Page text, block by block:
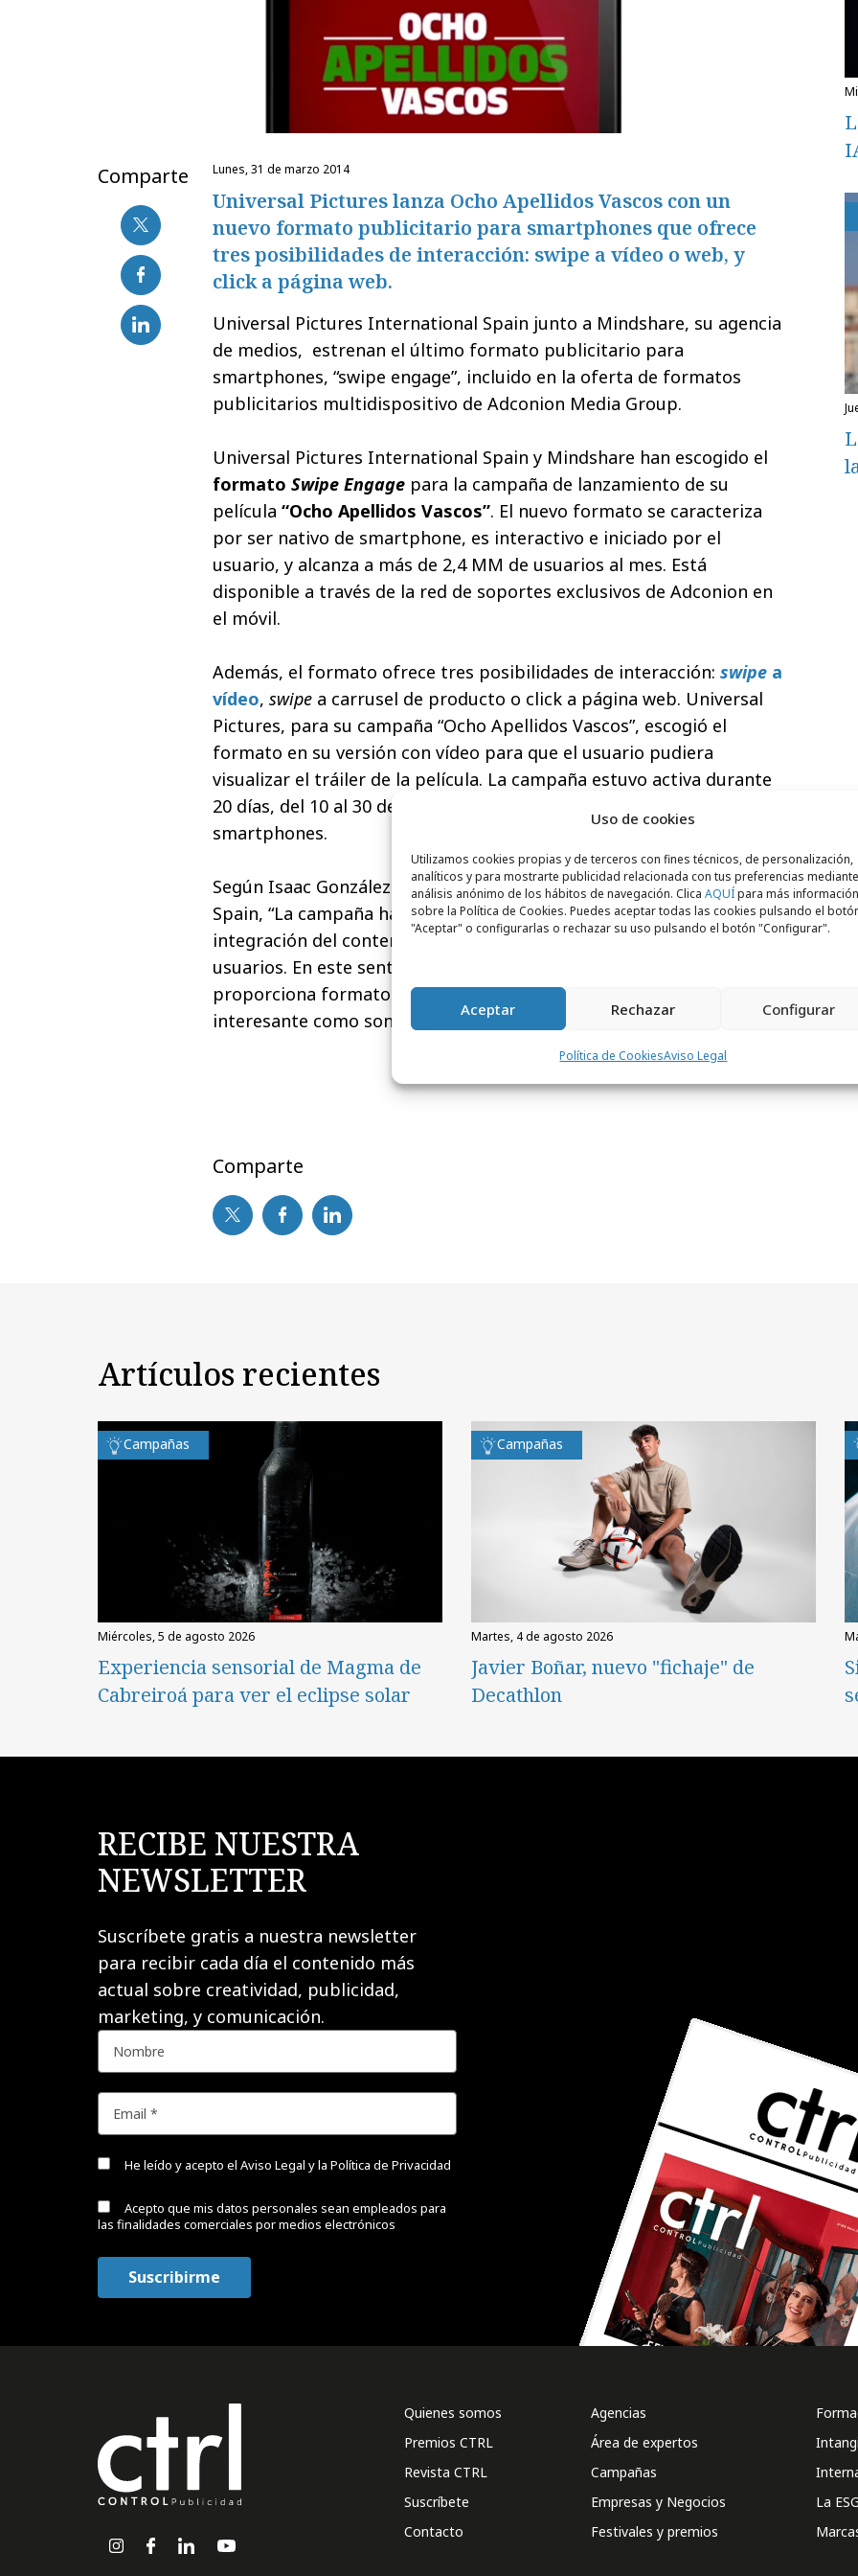
Uso de cookies
Utilizamos cookies propias y de terceros con fines técnicos, de personalización,
analíticos y para mostrarte publicidad relacionada con tus preferencias
análisis anónimo de los hábitos de navegación. Clica AQUÍpara más información
sobre la Política de Cookies. Puedes aceptar todas las cookies pulsando el
"Aceptar" o configurarlas o rechazar su uso pulsando el botón "Configurar".
Aceptar Rechazar Configurar
Política de CookiesAviso Legal
Comparte lunes, 31 de marzo 2014
Universal Pictures lanza Ocho Apellidos Vascos con un
nuevo formato publicitario para smartphones que ofrece
tres posibilidades de interacción: swipe a vídeo o web, y
click a página web.
Universal Pictures International Spain junto a Mindshare, su agencia
de medios, estrenan el último formato publicitario para
smartphones, “swipe engage”, incluido en la oferta de formatos
publicitarios multidispositivo de Adconion Media Group.
Universal Pictures International Spain y Mindshare han escogido el
formato Swipe Engage para la campaña de lanzamiento de su
película “Ocho Apellidos Vascos”. El nuevo formato se caracteriza
por ser nativo de smartphone, es interactivo e iniciado por el
usuario, y alcanza a más de 2,4 MM de usuarios al mes. Está
disponible a través de la red de soportes exclusivos de Adconion en
el móvil.
Además, el formato ofrece tres posibilidades de interacción: swipe a
vídeo, swipe a carrusel de producto o click a página web. Universal
Pictures, para su campaña “Ocho Apellidos Vascos”, escogió el
formato en su versión con vídeo para que el usuario pudiera
visualizar el tráiler de la película. La campaña estuvo activa durante
20 días, del 10 al 30 de marzo de 2014, en dispositivos de ordenador y
smartphones.
Según Isaac González Riesgo,Media Managerde Universal Pictures
Spain, “La campaña ha sido un éxito que le atribuimos a la
integración del contenido en la experiencia de navegación de los
usuarios. En este sentido creemos que la publicidad nativa nos
proporciona formatos idóneos para impactar a un público tan
interesante como son los usuarios de smartphones.”
Comparte
Artículos recientes
Campañas
miércoles, 5 de agosto 2026
Experiencia sensorial de Magma de
Cabreiroá para ver el eclipse solar
Campañas
martes, 4 de agosto 2026
Javier Boñar, nuevo "fichaje" de
Decathlon
RECIBE NUESTRA
NEWSLETTER
Suscríbete gratis a nuestra newsletter
para recibir cada día el contenido más
actual sobre creatividad, publicidad,
marketing, y comunicación.
He leído y acepto el Aviso Legal y la Política de Privacidad
Acepto que mis datos personales sean empleados para
las finalidades comerciales por medios electrónicos
Quienes somos
Premios CTRL
Revista CTRL
Suscríbete
Contacto
Agencias
Área de expertos
Campañas
Empresas y Negocios
Festivales y premios
La